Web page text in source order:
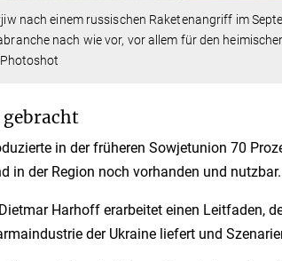
nach einem russischen Raketenangriff im
nach wie vor, vor allem für den
in der früheren Sowjetunion 70
in der Region noch vorhanden und nutzbar.
Harhoff erarbeitet einen Leitfaden,
der Ukraine liefert und